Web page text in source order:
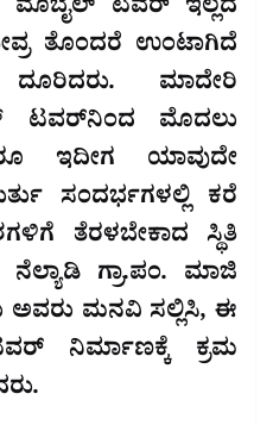
ಮೊಬೈಲ್ ಟವರ್ ಇಲ್ಲದ
ತೊಂದರೆ ಉಂಟಾಗಿದೆ
ದೂರಿದರು. ಮಾದೇರಿ
ಟವರ್‌ನಿಂದ ಮೊದಲು
ಇದೀಗ ಯಾವುದೇ
ಸಂದರ್ಭಗಳಲ್ಲಿ ಕರೆ
ತೆರಳಬೇಕಾದ ಸ್ಥಿತಿ
ಗ್ರಾ.ಪಂ. ಮಾಜಿ
ಅವರು ಮನವಿ ಸಲ್ಲಿಸಿ, ಈ
ನಿರ್ಮಾಣಕ್ಕೆ ಕ್ರಮ